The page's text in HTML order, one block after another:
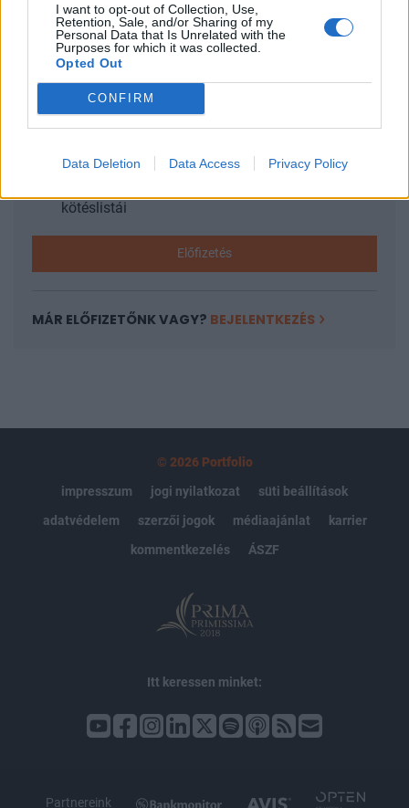
I want to opt-out of Collection, Use,
Retention, Sale, and/or Sharing of my
Personal Data that Is Unrelated with the
Purposes for which it was collected.
Opted Out
CONFIRM
Data Deletion Data Access Privacy Policy
KEDVES OLVASÓNK!
A keresett cikk a portfolio.hu hírarchívumához
tartozik, melynek olvasása előfizetéses
regisztrációhoz kötött.
Portfolio.hu teljes cikkarchívum
kötéslistái
Előfizetés
MÁR ELŐFIZETŐNK VAGY? BEJELENTKEZÉS
© 2026 Portfolio
impresszum
jogi nyilatkozat
süti beállítások
adatvédelem
szerzői jogok médiaajánlat
karrier
kommentkezelés
ÁSZF
Itt keressen minket:
Partnereink